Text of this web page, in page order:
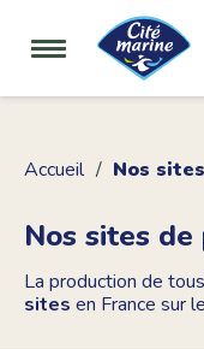
Accueil Nos
Nos sites
La production de
sites en France sur